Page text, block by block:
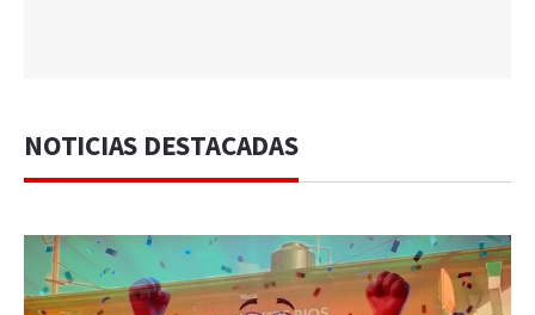
NOTICIAS DESTACADAS